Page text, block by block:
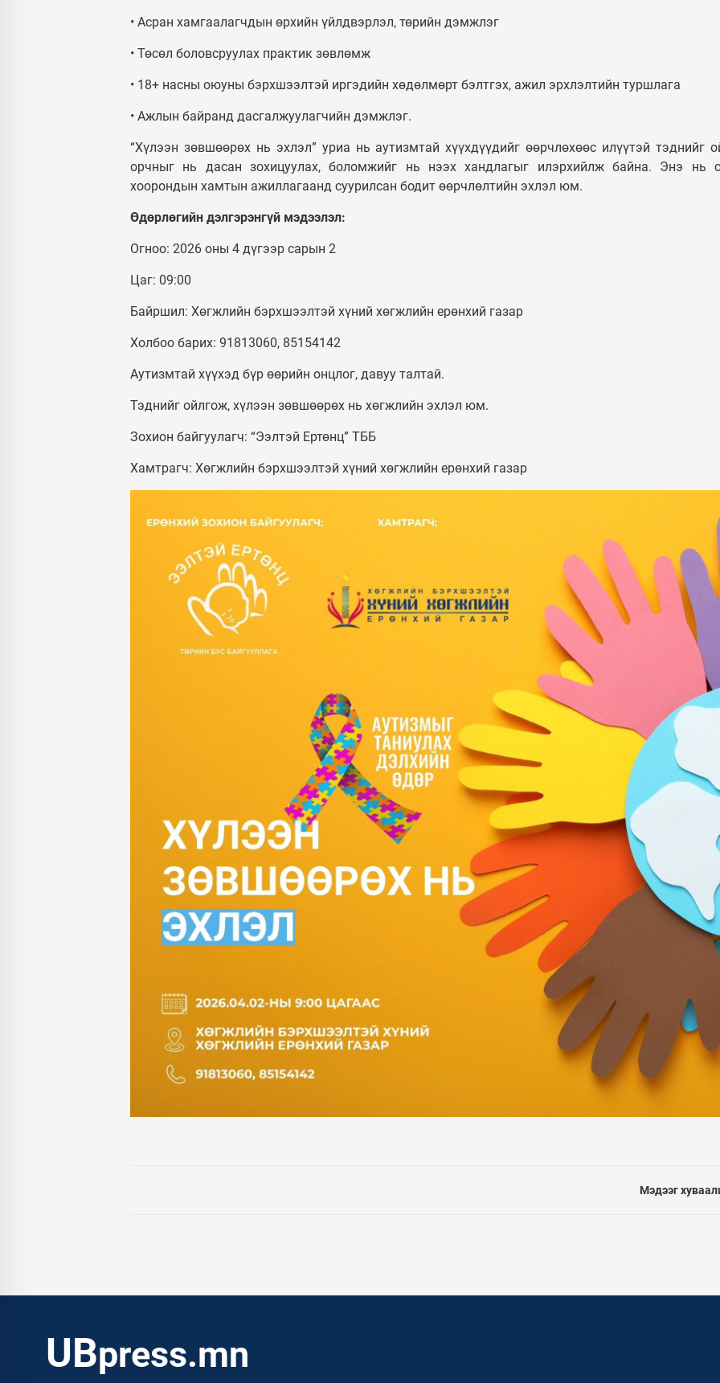
• Асран хамгаалагчдын өрхийн үйлдвэрлэл, төрийн дэмжлэг
• Төсөл боловсруулах практик зөвлөмж
• 18+ насны оюуны бэрхшээлтэй иргэдийн хөдөлмөрт бэлтгэх, ажил эрхлэлтийн туршлага
• Ажлын байранд дасгалжуулагчийн дэмжлэг.
“Хүлээн зөвшөөрөх нь эхлэл” уриа нь аутизмтай хүүхдүүдийг өөрчлөхөөс илүүтэй тэднийг
орчныг нь дасан зохицуулах, боломжийг нь нээх хандлагыг илэрхийлж байна. Энэ нь
хоорондын хамтын ажиллагаанд суурилсан бодит өөрчлөлтийн эхлэл юм.
Өдөрлөгийн дэлгэрэнгүй мэдээлэл:
Огноо: 2026 оны 4 дүгээр сарын 2
Цаг: 09:00
Байршил: Хөгжлийн бэрхшээлтэй хүний хөгжлийн ерөнхий газар
Холбоо барих: 91813060, 85154142
Аутизмтай хүүхэд бүр өөрийн онцлог, давуу талтай.
Тэднийг ойлгож, хүлээн зөвшөөрөх нь хөгжлийн эхлэл юм.
Зохион байгуулагч: “Ээлтэй Ертөнц” ТББ
Хамтрагч: Хөгжлийн бэрхшээлтэй хүний хөгжлийн ерөнхий газар
Мэдээг
UBpress.mn